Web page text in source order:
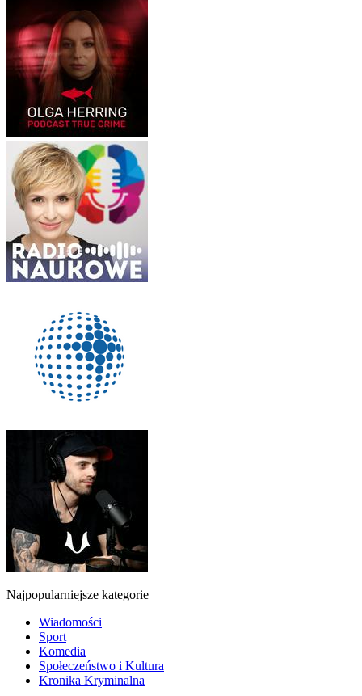
Najpopularniejsze kategorie
Wiadomości
Sport
Komedia
Społeczeństwo i Kultura
Kronika Kryminalna